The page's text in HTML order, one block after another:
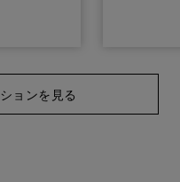
ョンを見る